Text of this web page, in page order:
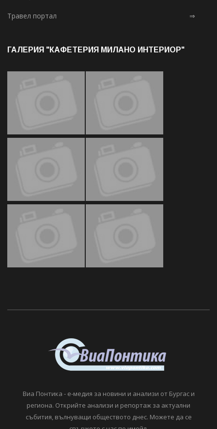
Травел портал ⇒
ГАЛЕРИЯ "КАФЕТЕРИЯ МИЛАНО ИНТЕРИОР"
Виа Понтика - е-медия за новини и анализи от Бургас и
региона. Открийте анализи и репортаж за актуални
събития, вълнуващи обществото днес. Можете да се